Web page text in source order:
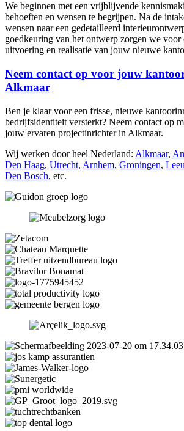
We beginnen met een vrijblijvende
behoeften en wensen te begrijpen. Na de
wensen naar een gedetailleerd
goedkeuring van het ontwerp zorgen we voor
uitvoering en realisatie van jouw nieuwe
Neem contact op voor jouw
Alkmaar
Ben je klaar voor een frisse, nieuwe
bedrijfsidentiteit versterkt? Neem contact op
jouw ervaren projectinrichter in Alkmaar.
Wij werken door heel Nederland: Alkmaar,
Den Haag, Utrecht, Arnhem, Groningen,
Den Bosch, etc.